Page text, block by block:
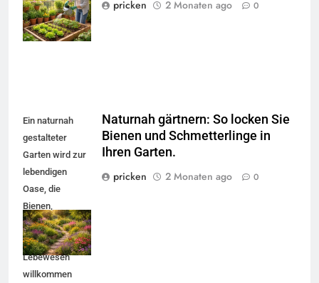
Ernte aus Balkon
oder Garten.
pricken
2 Monaten ago 0
Ein naturnah
gestalteter
Garten wird zur
lebendigen
Oase, die
Bienen,
Schmetterlinge
und viele andere
Lebewesen
willkommen
Naturnah gärtnern: So locken Sie
Bienen und Schmetterlinge in
Ihren Garten.
pricken
2 Monaten ago 0
5